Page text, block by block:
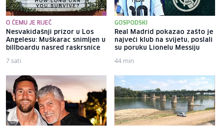
O ČEMU JE RIJEČ
Nesvakidašnji prizor u Los
Angelesu: Muškarac snimljen u
billboardu nasred raskrsnice
7 sati
GOSPODSKI
Real Madrid pokazao zašto je
najveći klub na svijetu, poslali
su poruku Lionelu Messiju
44 min